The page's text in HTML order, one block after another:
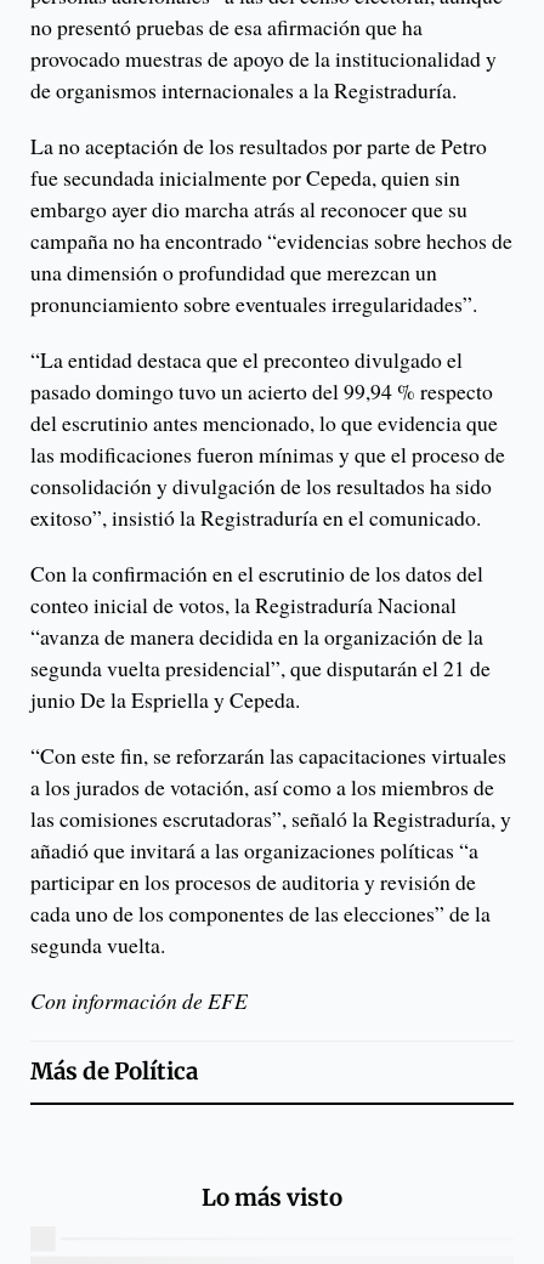
no presentó pruebas de esa afirmación que ha
provocado muestras de apoyo de la institucionalidad y
de organismos internacionales a la Registraduría.
La no aceptación de los resultados por parte de Petro
fue secundada inicialmente por Cepeda, quien sin
embargo ayer dio marcha atrás al reconocer que su
campaña no ha encontrado “evidencias sobre hechos de
una dimensión o profundidad que merezcan un
pronunciamiento sobre eventuales irregularidades”.
“La entidad destaca que el preconteo divulgado el
pasado domingo tuvo un acierto del 99,94 % respecto
del escrutinio antes mencionado, lo que evidencia que
las modificaciones fueron mínimas y que el proceso de
consolidación y divulgación de los resultados ha sido
exitoso”, insistió la Registraduría en el comunicado.
Con la confirmación en el escrutinio de los datos del
conteo inicial de votos, la Registraduría Nacional
“avanza de manera decidida en la organización de la
segunda vuelta presidencial”, que disputarán el 21 de
junio De la Espriella y Cepeda.
“Con este fin, se reforzarán las capacitaciones virtuales
a los jurados de votación, así como a los miembros de
las comisiones escrutadoras”, señaló la Registraduría, y
añadió que invitará a las organizaciones políticas “a
participar en los procesos de auditoria y revisión de
cada uno de los componentes de las elecciones” de la
segunda vuelta.
Con información de EFE
Más dePolítica
Lo más visto